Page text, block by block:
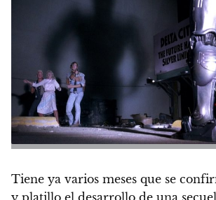
Tiene ya varios meses que se
y platillo el desarrollo de una